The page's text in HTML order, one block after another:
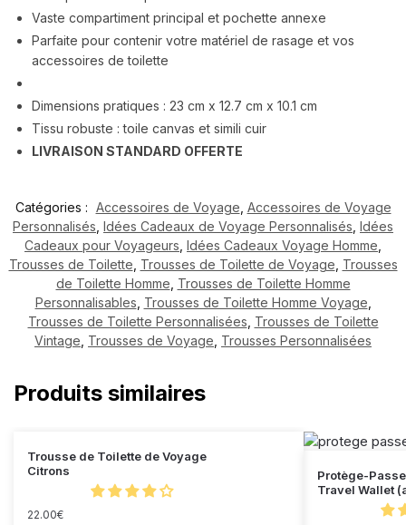
Vaste compartiment principal et pochette annexe
Parfaite pour contenir votre matériel de rasage et vos
accessoires de toilette
Dimensions pratiques : 23 cm x 12.7 cm x 10.1 cm
Tissu robuste : toile canvas et simili cuir
LIVRAISON STANDARD OFFERTE
Catégories : Accessoires de Voyage Accessoires de Voyage
Personnalisés Idées Cadeaux de Voyage Personnalisés Idées
Cadeaux pour Voyageurs Idées Cadeaux Voyage Homme
Trousses de Toilette Trousses de Toilette de Voyage Trousses
de Toilette Homme Trousses de Toilette Homme
Personnalisables Trousses de Toilette Homme Voyage
Trousses de Toilette Personnalisées Trousses de Toilette
Vintage Trousses de Voyage Trousses Personnalisées
Produits similaires
Trousse de Toilette de Voyage
Citrons
22.00€
Protège-
Travel Wallet